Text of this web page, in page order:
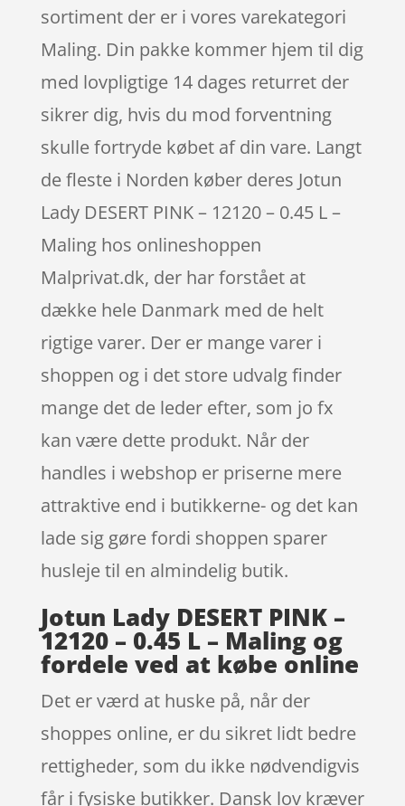
sortiment der er i vores varekategori
Maling. Din pakke kommer hjem til dig
med lovpligtige 14 dages returret der
sikrer dig, hvis du mod forventning
skulle fortryde købet af din vare. Langt
de fleste i Norden køber deres Jotun
Lady DESERT PINK – 12120 – 0.45 L –
Maling hos onlineshoppen
Malprivat.dk, der har forstået at
dække hele Danmark med de helt
rigtige varer. Der er mange varer i
shoppen og i det store udvalg finder
mange det de leder efter, som jo fx
kan være dette produkt. Når der
handles i webshop er priserne mere
attraktive end i butikkerne- og det kan
lade sig gøre fordi shoppen sparer
husleje til en almindelig butik.
Jotun Lady DESERT PINK –
12120 – 0.45 L – Maling og
fordele ved at købe online
Det er værd at huske på, når der
shoppes online, er du sikret lidt bedre
rettigheder, som du ikke nødvendigvis
får i fysiske butikker. Dansk lov kræver